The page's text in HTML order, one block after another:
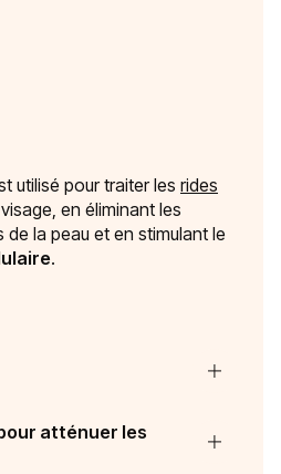
utilisé pour traiter les rides
en éliminant les
la peau et en stimulant le
.
atténuer les